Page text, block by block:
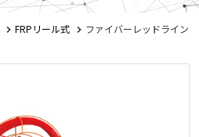
FRPリール式 ファイバーレッドライン